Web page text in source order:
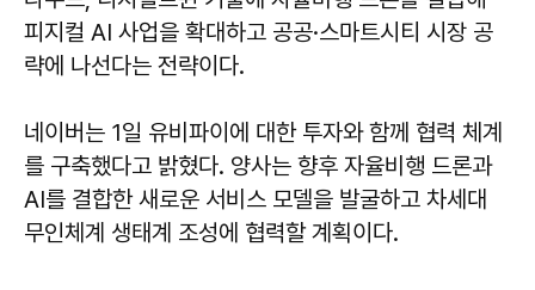
피지컬 AI 사업을 확대하고 공공·스마트시티 시장 공
략에 나선다는 전략이다.
네이버는 1일 유비파이에 대한 투자와 함께 협력 체계
를 구축했다고 밝혔다. 양사는 향후 자율비행 드론과
AI를 결합한 새로운 서비스 모델을 발굴하고 차세대
무인체계 생태계 조성에 협력할 계획이다.